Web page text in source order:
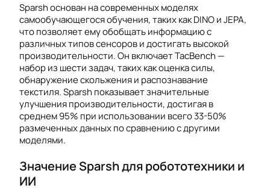
Sparsh основан на современных моделях
самообучающегося обучения, таких как DINO и JEPA,
что позволяет ему обобщать информацию с
различных типов сенсоров и достигать высокой
производительности. Он включает TacBench —
набор из шести задач, таких как оценка силы,
обнаружение скольжения и распознавание
текстиля. Sparsh показывает значительные
улучшения производительности, достигая в
среднем 95% при использовании всего 33-50%
размеченных данных по сравнению с другими
моделями.
Значение Sparsh для робототехники и
ИИ